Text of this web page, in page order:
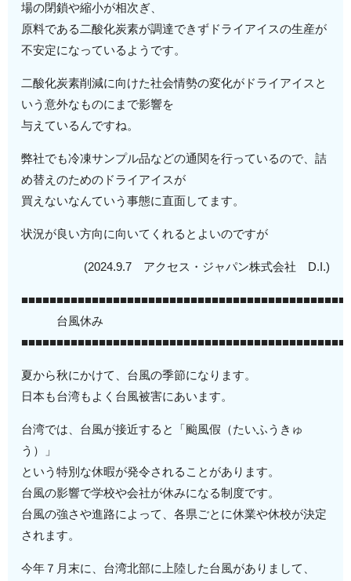
場の閉鎖や縮小が相次ぎ、
原料である二酸化炭素が調達できずドライアイスの生産が
不安定になっているようです。
二酸化炭素削減に向けた社会情勢の変化がドライアイスと
いう意外なものにまで影響を
与えているんですね。
弊社でも冷凍サンプル品などの通関を行っているので、詰
め替えのためのドライアイスが
買えないなんていう事態に直面してます。
状況が良い方向に向いてくれるとよいのですが
(2024.9.7 アクセス・ジャパン株式会社 D.I.)
■■■■■■■■■■■■■■■■■■■■■■■■■■■■■■■■■■■■■■■■■■■■■■
台風休み
■■■■■■■■■■■■■■■■■■■■■■■■■■■■■■■■■■■■■■■■■■■■■■
夏から秋にかけて、台風の季節になります。
日本も台湾もよく台風被害にあいます。
台湾では、台風が接近すると「颱風假（たいふうきゅ
う）」
という特別な休暇が発令されることがあります。
台風の影響で学校や会社が休みになる制度です。
台風の強さや進路によって、各県ごとに休業や休校が決定
されます。
今年７月末に、台湾北部に上陸した台風がありまして、